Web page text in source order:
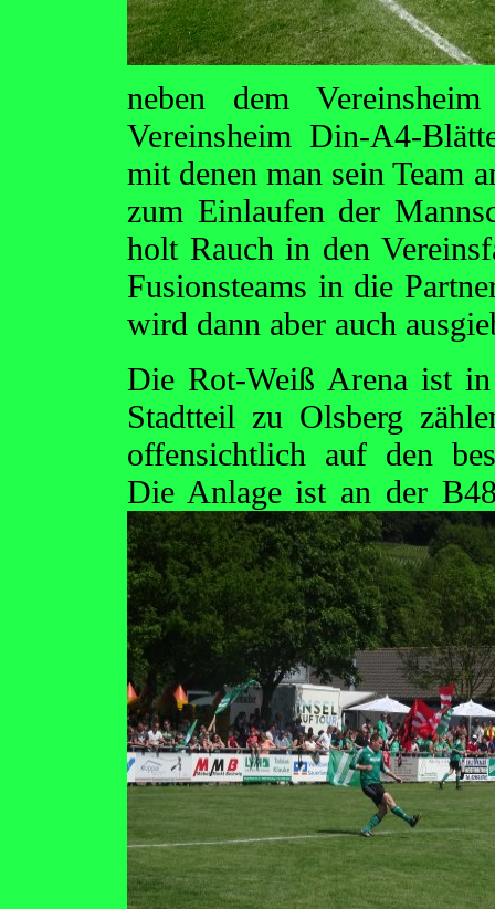
neben dem
Vereinsheim Din-A4-
mit denen man sein Team
zum Einlaufen der
holt Rauch in den
Fusionsteams in die
wird dann aber auch
Die Rot-Weiß Arena ist
Stadtteil zu Olsberg
offensichtlich auf den
Die Anlage ist an der